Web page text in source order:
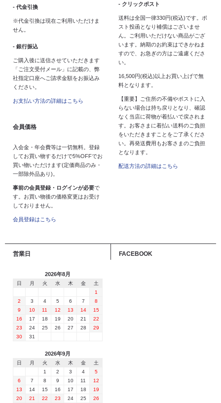
- 代金引換
※代金引換は現在ご利用いただけま
せん。
- 銀行振込
ご購入後に送信させていただきます
「ご注文受付メール」に記載の、弊
社指定口座へご請求金額をお振込み
ください。
お支払い方法の詳細はこちら
会員価格
入会金・年会費等は一切無料。登録
してお買い物するだけで5%OFFでお
買い物いただけます(定価商品のみ・
一部除外品あり)。
事前の会員登録・ログインが必要で
す。お買い物後の価格変更はお受け
しておりません。
会員登録はこちら
- クリックポスト
送料は全国一律330円(税込)です。ポ
スト投函となり補償はございませ
ん。ご利用いただけない商品がござ
います。納期のお約束はできかねま
すので、お急ぎの方はご遠慮くださ
い。
16,500円(税込)以上お買い上げで無
料となります。
【重要】ご住所の不備やポストに入
らない場合は持ち戻りとなり、確認
なく当店に荷物が着払いで戻されま
す。お客さまに着払い送料のご負担
をいただきますことをご了承くださ
い。再発送費用もお客さまのご負担
となります。
配送方法の詳細はこちら
営業日
2026年8月
日 月 火 水 木 金
土
1
2
3 4 5 6 7
8
9
10 11 12 13 14
15
16
17 18 19 20 21
22
23
24 25 26 27 28
29
30
31
2026年9月
日 月 火 水 木 金
土
1
2 3 4
5
6
7 8 9 10 11
12
13
14 15 16 17 18
19
20
21 22 23 24 25
26
FACEBOOK